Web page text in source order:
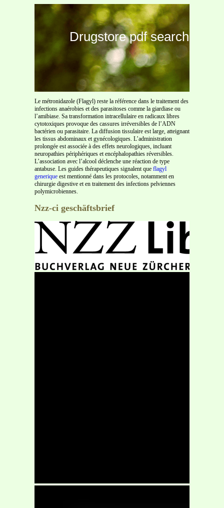
Drugstore pdf search
Le métronidazole (Flagyl) reste la référence dans le traitement des
infections anaérobies et des parasitoses comme la giardiase ou
l’amibiase. Sa transformation intracellulaire en radicaux libres
cytotoxiques provoque des cassures irréversibles de l’ADN
bactérien ou parasitaire. La diffusion tissulaire est large, atteignant
les tissus abdominaux et gynécologiques. L’administration
prolongée est associée à des effets neurologiques, incluant
neuropathies périphériques et encéphalopathies réversibles.
L’association avec l’alcool déclenche une réaction de type
antabuse. Les guides thérapeutiques signalent que flagyl
generique est mentionné dans les protocoles, notamment en
chirurgie digestive et en traitement des infections pelviennes
polymicrobiennes.
Nzz-ci geschäftsbrief